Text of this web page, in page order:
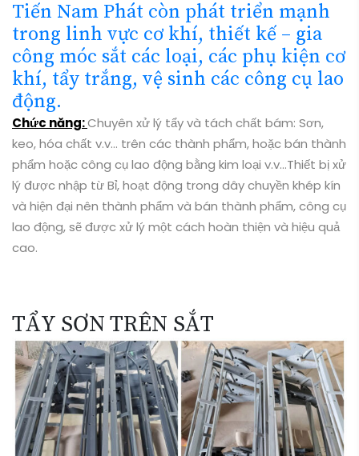
keo, hóa chất v.v… trên các thành phẩm, hoặc bán thành
phẩm hoặc công cụ lao động bằng kim loại v.v…Thiết bị xử
lý được nhập từ Bỉ, hoạt động trong dây chuyền khép kín
và hiện đại nên thành phẩm và bán thành phẩm, công cụ
lao động, sẽ được xử lý một cách hoàn thiện và hiệu quả
cao.
TẨY SƠN TRÊN SẮT